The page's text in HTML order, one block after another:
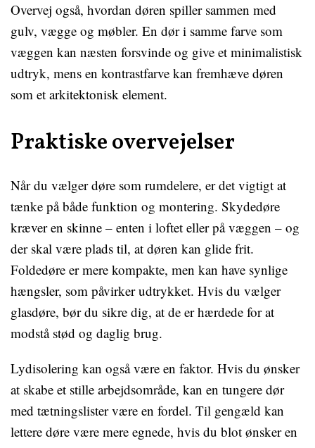
Overvej også, hvordan døren spiller sammen med
gulv, vægge og møbler. En dør i samme farve som
væggen kan næsten forsvinde og give et minimalistisk
udtryk, mens en kontrastfarve kan fremhæve døren
som et arkitektonisk element.
Praktiske overvejelser
Når du vælger døre som rumdelere, er det vigtigt at
tænke på både funktion og montering. Skydedøre
kræver en skinne – enten i loftet eller på væggen – og
der skal være plads til, at døren kan glide frit.
Foldedøre er mere kompakte, men kan have synlige
hængsler, som påvirker udtrykket. Hvis du vælger
glasdøre, bør du sikre dig, at de er hærdede for at
modstå stød og daglig brug.
Lydisolering kan også være en faktor. Hvis du ønsker
at skabe et stille arbejdsområde, kan en tungere dør
med tætningslister være en fordel. Til gengæld kan
lettere døre være mere egnede, hvis du blot ønsker en